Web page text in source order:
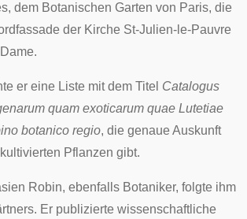
, dem Botanischen Garten von Paris, die
der Kirche St-Julien-le-Pauvre
.
er eine Liste mit dem Titel Catalogus
quam exoticarum quae Lutetiae
botanico regio, die genaue Auskunft
Pflanzen gibt.
Robin, ebenfalls Botaniker, folgte ihm
Er publizierte wissenschaftliche